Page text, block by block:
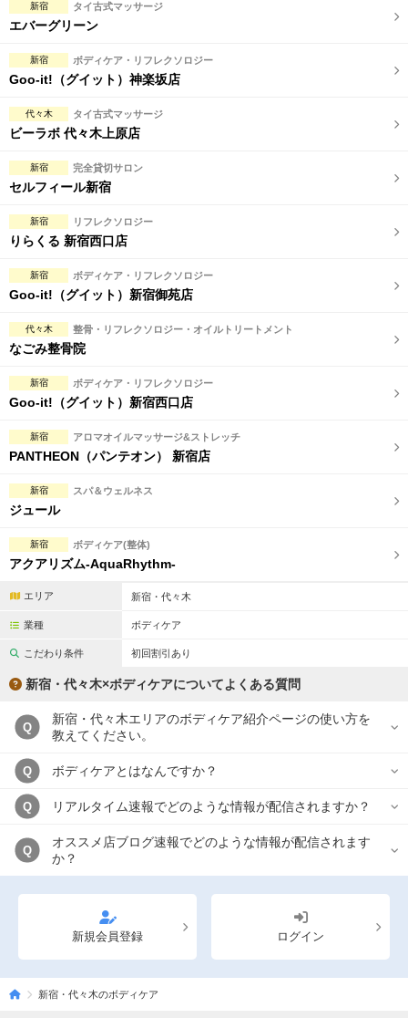
新宿 タイ古式マッサージ
エバーグリーン
新宿 ボディケア・リフレクソロジー
Goo-it!（グイット）神楽坂店
代々木 タイ古式マッサージ
ビーラボ 代々木上原店
新宿 完全貸切サロン
セルフィール新宿
新宿 リフレクソロジー
りらくる 新宿西口店
新宿 ボディケア・リフレクソロジー
Goo-it!（グイット）新宿御苑店
代々木 整骨・リフレクソロジー・オイルトリートメント
なごみ整骨院
新宿 ボディケア・リフレクソロジー
Goo-it!（グイット）新宿西口店
新宿 アロマオイルマッサージ&ストレッチ
PANTHEON（パンテオン） 新宿店
新宿 スパ＆ウェルネス
ジュール
新宿 ボディケア(整体)
アクアリズム-AquaRhythm-
エリア 新宿・代々木
業種 ボディケア
こだわり条件 初回割引あり
新宿・代々木×ボディケアについてよくある質問
Q
新宿・代々木エリアのボディケア紹介ページの使い方を
教えてください。
Q ボディケアとはなんですか？
Q リアルタイム速報でどのような情報が配信されますか？
Q
オススメ店ブログ速報でどのような情報が配信されます
か？
新規会員登録 ログイン
新宿・代々木のボディケア